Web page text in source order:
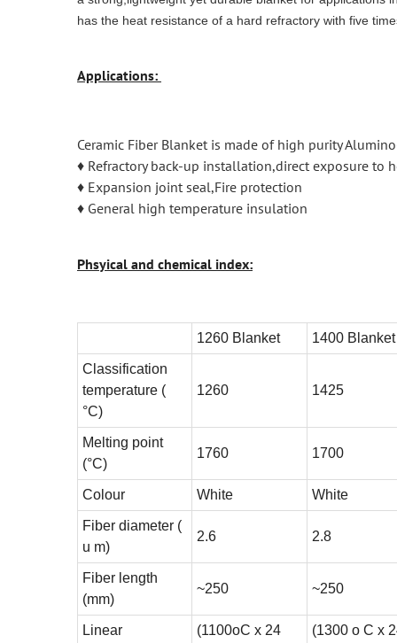
has the heat resistance of a hard refractory with five
Applications:
Ceramic Fiber Blanket is made of high purity
♦ Refractory back-up installation,direct exposure to
♦ Expansion joint seal,Fire protection
♦ General high temperature insulation
Phsyical and chemical index:
1260 Blanket 1400 Blanket
Classification
temperature (
°C)
1260 1425
Melting point
(°C)
1760 1700
Colour White White
Fiber diameter (
u m)
2.6 2.8
Fiber length
(mm)
~250 ~250
Linear
(1100oC x 24
(1300 o C x